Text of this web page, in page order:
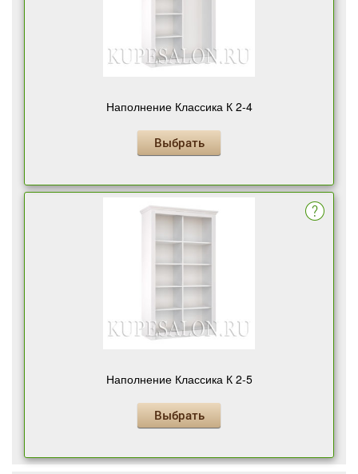
Наполнение Классика К 2-4
Выбрать
Наполнение Классика К 2-5
Выбрать